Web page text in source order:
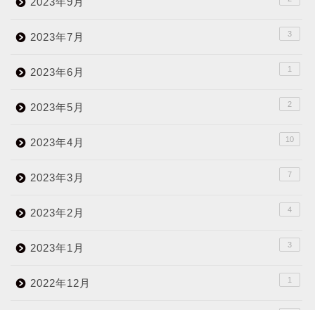
2023年7月 3
2023年6月 1
2023年5月 2
2023年4月 10
2023年3月 7
2023年2月 4
2023年1月 3
2022年12月 1